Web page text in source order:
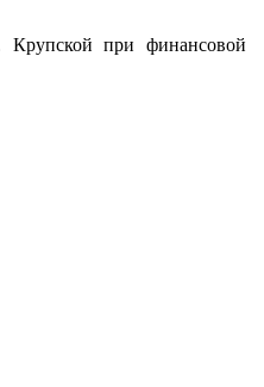
Крупской при финансовой